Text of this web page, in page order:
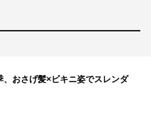
おさげ髪×ビキニ姿でスレンダ